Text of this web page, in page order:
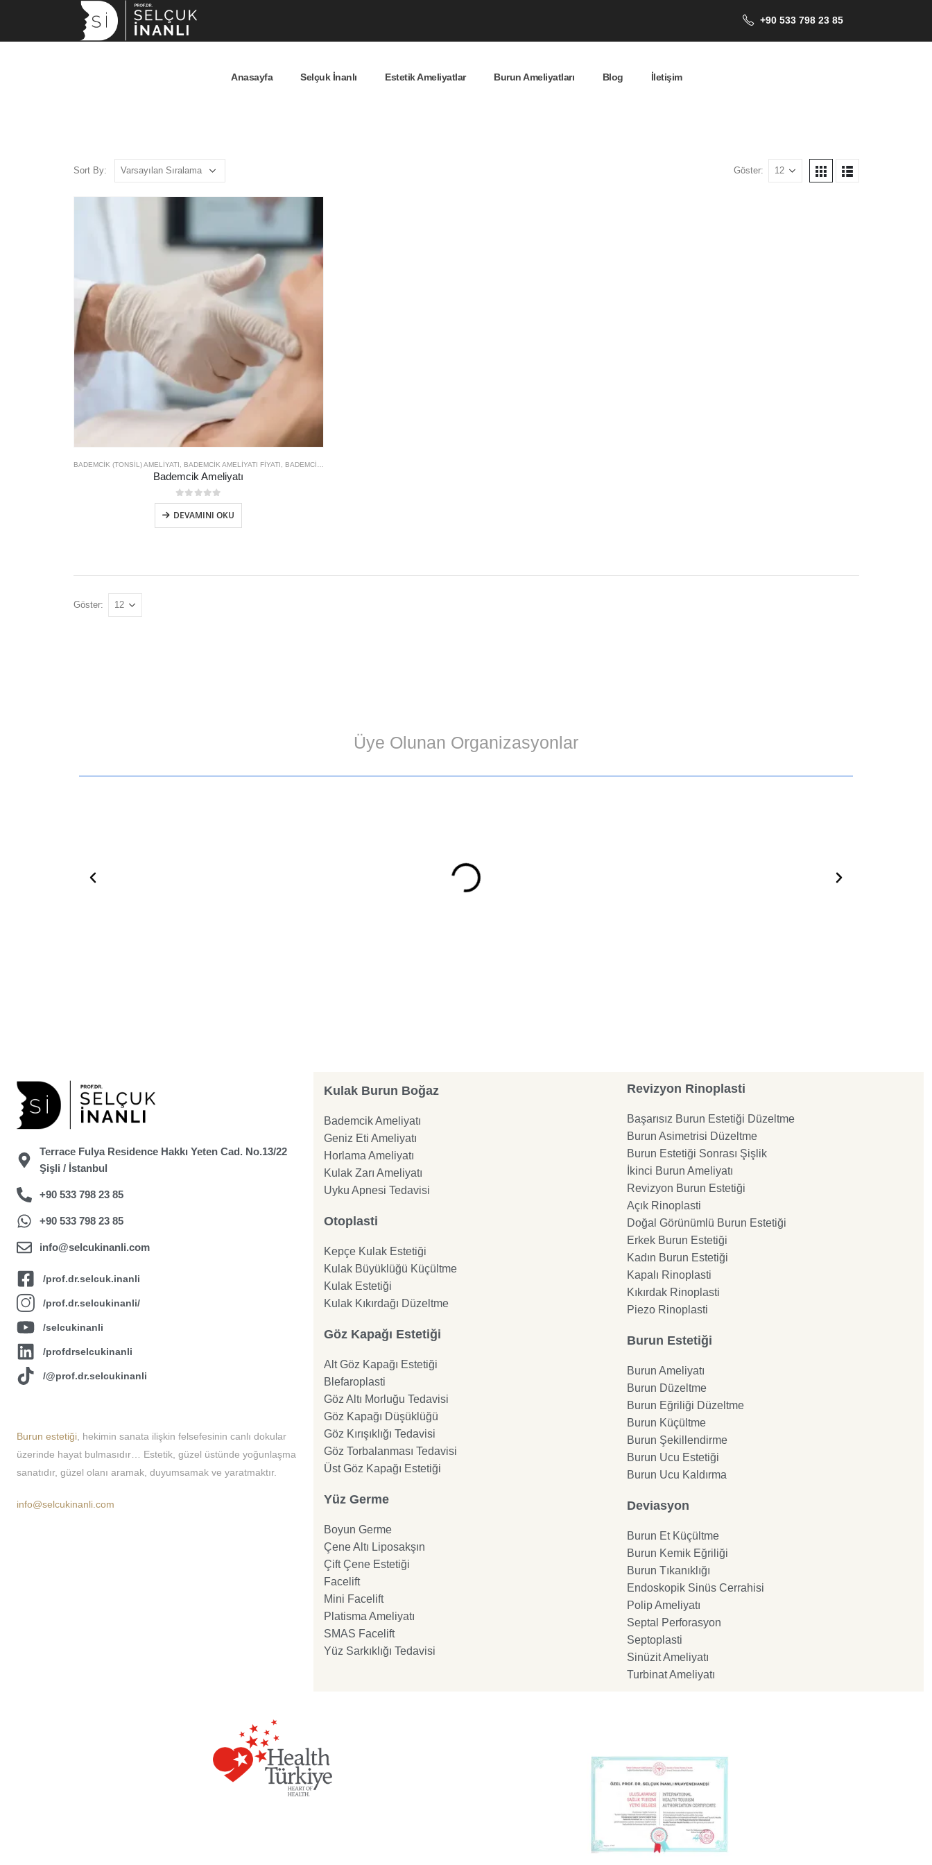
+90 533 798 23 85
Anasayfa Selçuk İnanlı Estetik Ameliyatlar Burun Ameliyatları Blog İletişim
Sort By: Göster:
BADEMCIK (TONSIL) AMELIYATI BADEMCIK AMELIYATI FIYATI BADEMCIK AMELIYATI NE ZAMAN GEREKIR
Bademcik Ameliyatı
0out of 5
DEVAMINI OKU
Göster:
Üye Olunan Organizasyonlar
Terrace Fulya Residence Hakkı Yeten Cad. No.13/22
Şişli / İstanbul
+90 533 798 23 85
+90 533 798 23 85
info@selcukinanli.com
/prof.dr.selcuk.inanli
/prof.dr.selcukinanli/
/selcukinanli
/profdrselcukinanli
/@prof.dr.selcukinanli
Burun estetiği , hekimin sanata ilişkin felsefesinin canlı dokular
üzerinde hayat bulmasıdır… Estetik, güzel üstünde yoğunlaşma
sanatıdır, güzel olanı aramak, duyumsamak ve yaratmaktır.
info@selcukinanli.com
Kulak Burun Boğaz
Bademcik Ameliyatı
Geniz Eti Ameliyatı
Horlama Ameliyatı
Kulak Zarı Ameliyatı
Uyku Apnesi Tedavisi
Otoplasti
Kepçe Kulak Estetiği
Kulak Büyüklüğü Küçültme
Kulak Estetiği
Kulak Kıkırdağı Düzeltme
Göz Kapağı Estetiği
Alt Göz Kapağı Estetiği
Blefaroplasti
Göz Altı Morluğu Tedavisi
Göz Kapağı Düşüklüğü
Göz Kırışıklığı Tedavisi
Göz Torbalanması Tedavisi
Üst Göz Kapağı Estetiği
Yüz Germe
Boyun Germe
Çene Altı Liposakşın
Çift Çene Estetiği
Facelift
Mini Facelift
Platisma Ameliyatı
SMAS Facelift
Yüz Sarkıklığı Tedavisi
Revizyon Rinoplasti
Başarısız Burun Estetiği Düzeltme
Burun Asimetrisi Düzeltme
Burun Estetiği Sonrası Şişlik
İkinci Burun Ameliyatı
Revizyon Burun Estetiği
Açık Rinoplasti
Doğal Görünümlü Burun Estetiği
Erkek Burun Estetiği
Kadın Burun Estetiği
Kapalı Rinoplasti
Kıkırdak Rinoplasti
Piezo Rinoplasti
Burun Estetiği
Burun Ameliyatı
Burun Düzeltme
Burun Eğriliği Düzeltme
Burun Küçültme
Burun Şekillendirme
Burun Ucu Estetiği
Burun Ucu Kaldırma
Deviasyon
Burun Et Küçültme
Burun Kemik Eğriliği
Burun Tıkanıklığı
Endoskopik Sinüs Cerrahisi
Polip Ameliyatı
Septal Perforasyon
Septoplasti
Sinüzit Ameliyatı
Turbinat Ameliyatı